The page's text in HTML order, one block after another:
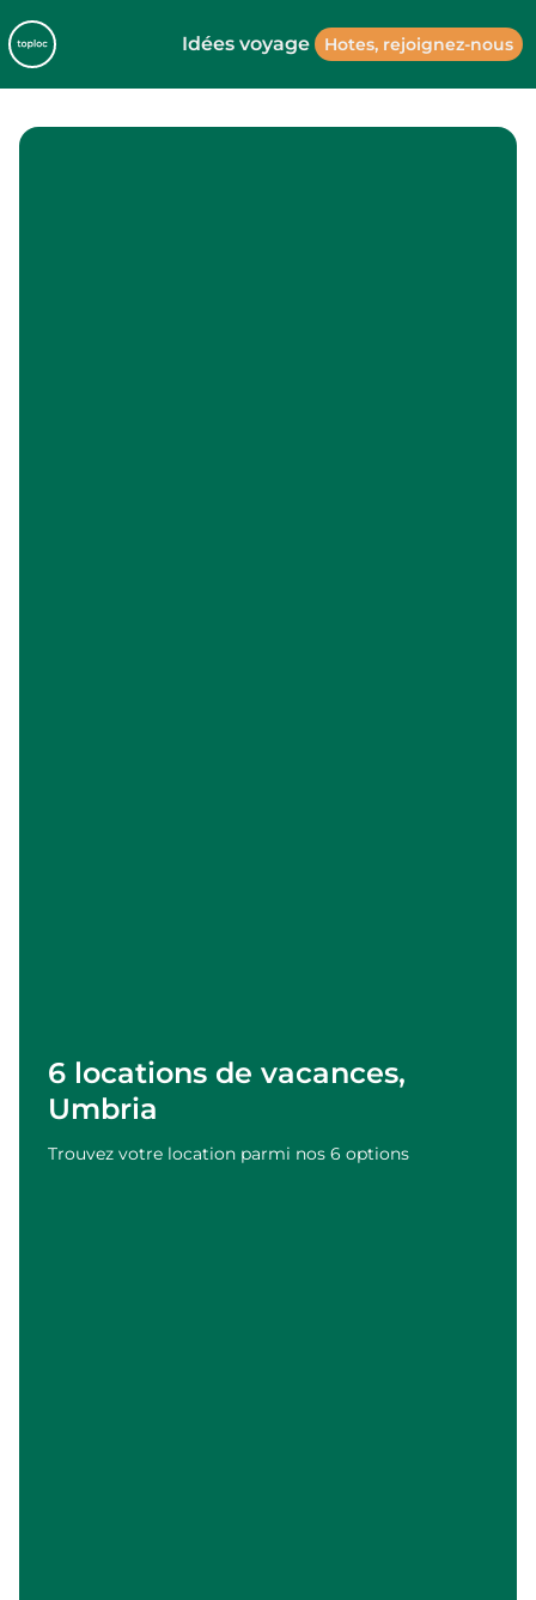
Idées voyage Hotes, rejoignez-nous
6 locations de vacances,
Umbria
Trouvez votre location parmi nos 6 options